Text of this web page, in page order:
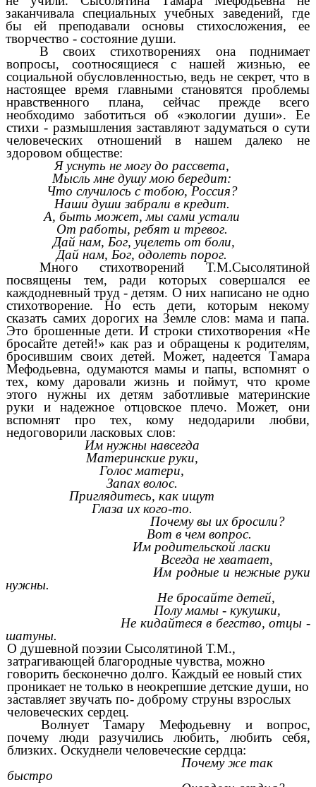
заканчивала специальных учебных заведений, где
бы ей преподавали основы стихосложения, ее
творчество - состояние души.
В своих стихотворениях она поднимает
вопросы, соотносящиеся с нашей жизнью, ее
социальной обусловленностью, ведь не секрет, что в
настоящее время главными становятся проблемы
нравственного плана, сейчас прежде всего
необходимо заботиться об «экологии души». Ее
стихи - размышления заставляют задуматься о сути
человеческих отношений в нашем далеко не
здоровом обществе:
Я уснуть не могу до рассвета,
Мысль мне душу мою бередит:
Что случилось с тобою, Россия?
Наши души забрали в кредит.
А, быть может, мы сами устали
От работы, ребят и тревог.
Дай нам, Бог, уцелеть от боли,
Дай нам, Бог, одолеть порог.
Много стихотворений Т.М.Сысолятиной
посвящены тем, ради которых совершался ее
каждодневный труд - детям. О них написано не одно
стихотворение. Но есть дети, которым некому
сказать самих дорогих на Земле слов: мама и папа.
Это брошенные дети. И строки стихотворения «Не
бросайте детей!» как раз и обращены к родителям,
бросившим своих детей. Может, надеется Тамара
Мефодьевна, одумаются мамы и папы, вспомнят о
тех, кому даровали жизнь и поймут, что кроме
этого нужны их детям заботливые материнские
руки и надежное отцовское плечо. Может, они
вспомнят про тех, кому недодарили любви,
недоговорили ласковых слов:
Им нужны навсегда
Материнские руки,
Голос матери,
Запах волос.
Приглядитесь, как ищут
Глаза их кого-то.
Почему вы их бросили?
Вот в чем вопрос.
Им родительской ласки
Всегда не хватает,
Им родные и нежные руки
нужны.
Не бросайте детей,
Полу мамы - кукушки,
Не кидайтеся в бегство, отцы -
шатуны.
О душевной поэзии Сысолятиной Т.М.,
затрагивающей благородные чувства, можно
говорить бесконечно долго. Каждый ее новый стих
проникает не только в неокрепшие детские души, но
заставляет звучать по- доброму струны взрослых
человеческих сердец.
Волнует Тамару Мефодьевну и вопрос,
почему люди разучились любить, любить себя,
близких. Оскуднели человеческие сердца:
Почему же так
быстро